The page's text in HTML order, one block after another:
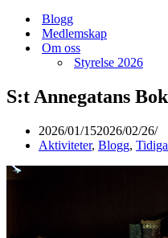
Blogg
Medlemskap
Om oss
Styrelse 2026
S:t Annegatans
2026/01/152026/02/26
Aktiviteter, Blogg,